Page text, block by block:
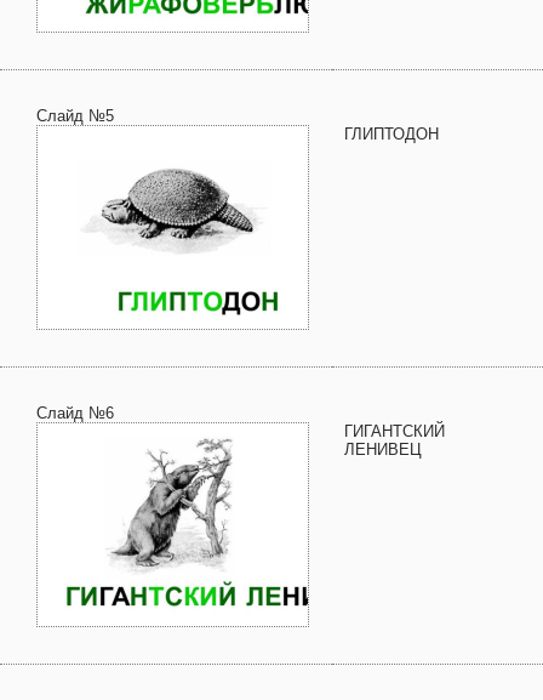
Слайд №5
ГЛИПТОДОН
Слайд №6
ГИГАНТСКИЙ
ЛЕНИВЕЦ